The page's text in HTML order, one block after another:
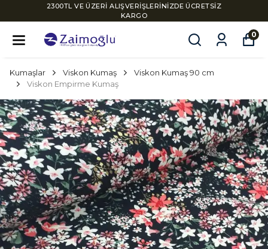
2300TL VE ÜZERİ ALIŞVERİŞLERİNİZDE ÜCRETSİZ
KARGO
0
Kumaşlar Viskon Kumaş
Viskon Kumaş 90 cm
Viskon Empirme Kumaş